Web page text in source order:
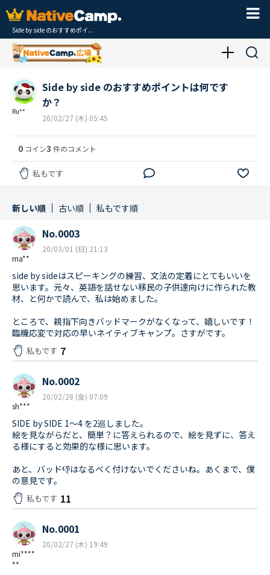
Side by side のおすすめポイ...
Ru**
Side by side のおすすめポイントは何です
か？
20/02/27 (木) 05:45
0 コイン3 件のコメント
私もです
新しい順 古い順 私もです順
ma**
No.0003
20/03/01 (日) 21:13
side by sideはスピーキングの練習、文法の定着にとてもいいを
思います。元々、英語を話せない移民の子供達向けに作られた教
材、と何かで読んで、私は始めました。
ところで、親指下向きバッドマークがなくなって、嬉しいです！
臨機応変で対応の早いネイティブキャンプ。さすがです。
私もです 7
sh***
No.0002
20/02/28 (金) 07:09
SIDE by SIDE 1〜4 を2巡しました。
絵を見ながらだと、簡単？に答えられるので、絵を見ずに、答え
る様にすると効果的な様に思います。
あと、バッド👎はなるべく付けないでくださいね。あくまで、僕
の意見です。
私もです 11
mi****
**
No.0001
20/02/27 (木) 19:49